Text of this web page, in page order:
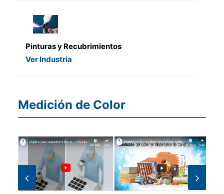
Pinturas y Recubrimientos
Ver Industria
Medición de Color